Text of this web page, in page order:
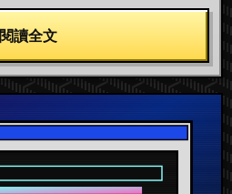
閱讀全文